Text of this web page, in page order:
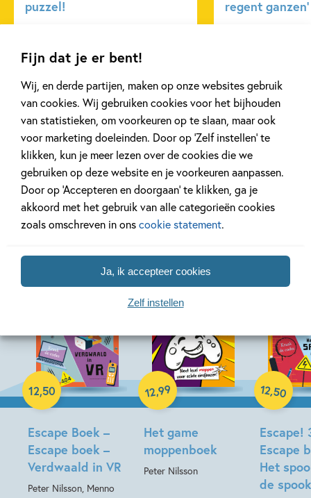
Fijn dat je er bent!
Wij, en derde partijen, maken op onze websites gebruik
van cookies. Wij gebruiken cookies voor het bijhouden
van statistieken, om voorkeuren op te slaan, maar ook
voor marketing doeleinden. Door op ‘Zelf instellen’ te
klikken, kun je meer lezen over de cookies die we
gebruiken op deze website en je voorkeuren aanpassen.
Door op ‘Accepteren en doorgaan’ te klikken, ga je
akkoord met het gebruik van alle categorieën cookies
zoals omschreven in onscookie statement.
Ja, ik accepteer cookies
Zelf instellen
puzzel!
Lees meer
regent ganzen’
Bekijk alle artikelen
Meer van deze auteur
Escape Boek –
Escape boek –
Verdwaald in VR
Peter Nilsson, Menno
12,50
Paperback
Het game
moppenboek
Peter Nilsson
12,99
Hardcover
Escape!
Escape
Het
de
12,50
Paperback